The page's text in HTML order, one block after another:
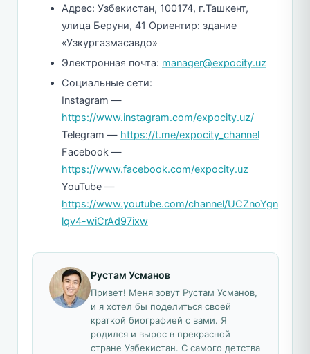
Адрес: Узбекистан, 100174, г.Ташкент,
улица Беруни, 41 Ориентир: здание
«Узкургазмасавдо»
Электронная почта: manager@expocity.uz
Социальные сети:
Instagram —
https://www.instagram.com/expocity.uz/
Telegram — https://t.me/expocity_channel
Facebook —
https://www.facebook.com/expocity.uz
YouTube —
https://www.youtube.com/channel/UCZnoYgn
lqv4-wiCrAd97ixw
Рустам Усманов
Привет! Меня зовут Рустам Усманов,
и я хотел бы поделиться своей
краткой биографией с вами. Я
родился и вырос в прекрасной
стране Узбекистан. С самого детства